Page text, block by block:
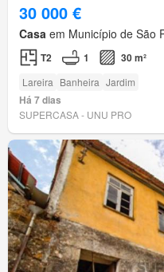
30 000 €
Casa em Município de São
T2 1 30 m²
Lareira Banheira Jardim
Há 7 dias
SUPERCASA - UNU PRO